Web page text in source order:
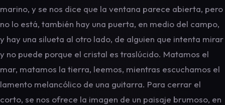
marino, y se nos dice que la ventana parece abierta, pero
no lo está, también hay una puerta, en medio del campo,
y hay una silueta al otro lado, de alguien que intenta mirar
y no puede porque el cristal es traslúcido. Matamos el
mar, matamos la tierra, leemos, mientras escuchamos el
lamento melancólico de una guitarra. Para cerrar el
corto, se nos ofrece la imagen de un paisaje brumoso, en